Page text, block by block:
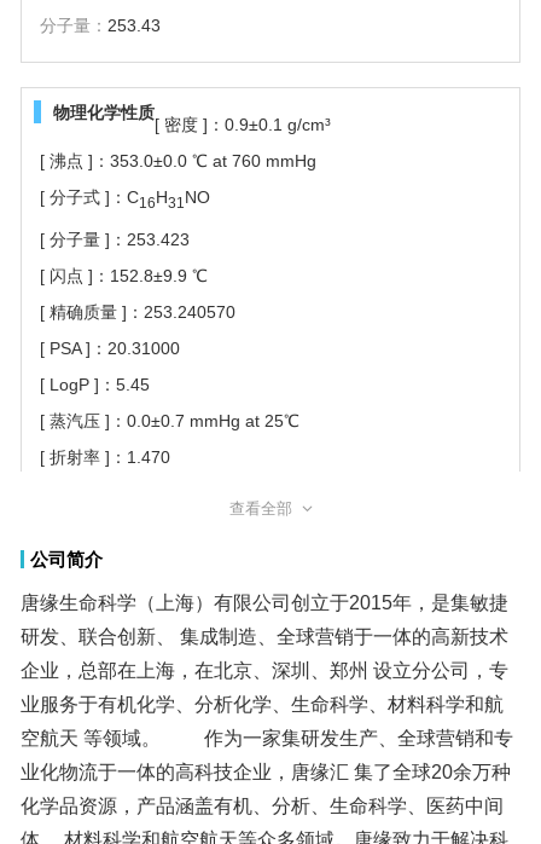
分子量： 253.43
物理化学性质
[ 密度 ]：0.9±0.1 g/cm³
[ 沸点 ]：353.0±0.0 ℃ at 760 mmHg
[ 分子式 ]：C16H31 NO
[ 分子量 ]：253.423
[ 闪点 ]：152.8±9.9 ℃
[ 精确质量 ]：253.240570
[ PSA ]：20.31000
[ LogP ]：5.45
[ 蒸汽压 ]：0.0±0.7 mmHg at 25℃
[ 折射率 ]：1.470
[ 稳定性 ]：
常温常压下稳定
[ 分子结构 ]：
1、 摩尔折射率：77.79
2、 摩尔体积（cm³/mol）：278.9
3、 等张比容（90.2K）：672.9
4、 表面张力（dyne/cm）：33.8
查看全部
公司简介
唐缘生命科学（上海）有限公司创立于2015年，是集敏捷
研发、联合创新、 集成制造、全球营销于一体的高新技术
企业，总部在上海，在北京、深圳、郑州 设立分公司，专
业服务于有机化学、分析化学、生命科学、材料科学和航
空航天 等领域。 作为一家集研发生产、全球营销和专
业化物流于一体的高科技企业，唐缘汇 集了全球20余万种
化学品资源，产品涵盖有机、分析、生命科学、医药中间
体、 材料科学和航空航天等众多领域。唐缘致力于解决科
研化学品供应的瓶颈问题， 不断缩短进口供货周期，与全
球优质供应商合作，并建立研发生产基地，扩充供 应品
种，加速中国制造。 在山东设有生产研发基地和庞大
的仓储物流中心，产品包括通用溶剂、药物 合成试剂、手
性化合物、催化剂及配体等。与国内外多家石化企业（中
化国际、 鲁西化工、华鲁恒升、金沂蒙集团、恒力康辉石